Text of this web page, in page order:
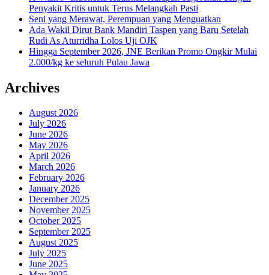
Penyakit Kritis untuk Terus Melangkah Pasti
Seni yang Merawat, Perempuan yang Menguatkan
Ada Wakil Dirut Bank Mandiri Taspen yang Baru Setelah
Rudi As Aturridha Lolos Uji OJK
Hingga September 2026, JNE Berikan Promo Ongkir Mulai
2.000/kg ke seluruh Pulau Jawa
Archives
August 2026
July 2026
June 2026
May 2026
April 2026
March 2026
February 2026
January 2026
December 2025
November 2025
October 2025
September 2025
August 2025
July 2025
June 2025